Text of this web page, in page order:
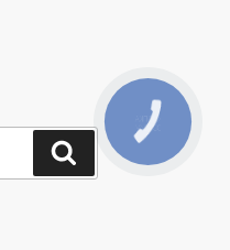
Шукати
КНОПКА
ЗВ'ЯЗКУ